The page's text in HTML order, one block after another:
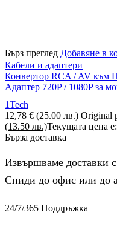
Бърз преглед Добавяне в
Кабели и адаптери
Конвертор RCA / AV към
Адаптер 720P / 1080P за
1Tech
12,78€ (25.00 лв.) Original
(13.50 лв.)Текущата цена
Бърза доставка
Извършваме доставки
Спиди до офис или до
24/7/365 Поддръжка